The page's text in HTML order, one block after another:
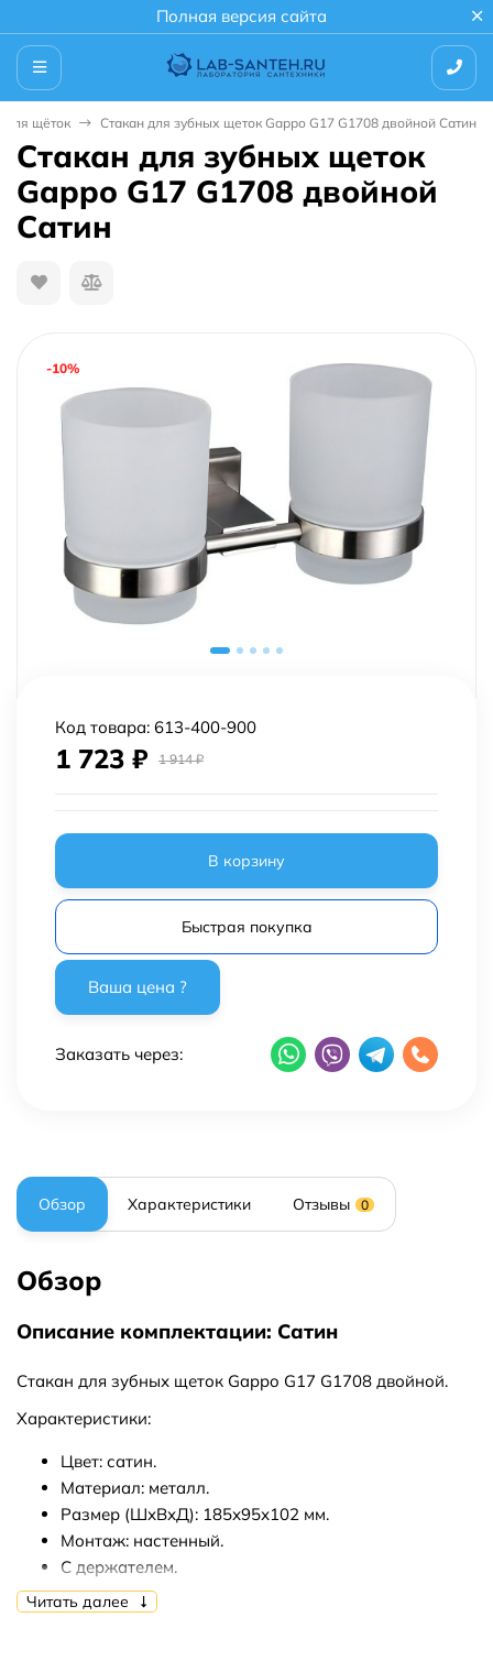
Полная версия сайта
для щёток Стакан для зубных щеток Gappo G17 G1708 двойной Сатин
Стакан для зубных щеток
Gappo G17 G1708 двойной
Сатин
-10%
Код товара: 613-400-900
1 723 ₽ 1 914₽
В корзину
Быстрая покупка
Заказать через:
Обзор Характеристики Отзывы 0
Обзор
Описание комплектации: Сатин
Стакан для зубных щеток Gappo G17 G1708 двойной.
Характеристики:
Цвет: сатин.
Материал: металл.
Размер (ШхВхД): 185х95х102 мм.
Монтаж: настенный.
С держателем.
В комплекте поставки:
Читать далее